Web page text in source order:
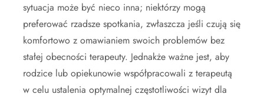
sytuacja może być nieco inna; niektórzy mogą
preferować rzadsze spotkania, zwłaszcza jeśli czują się
komfortowo z omawianiem swoich problemów bez
stałej obecności terapeuty. Jednakże ważne jest, aby
rodzice lub opiekunowie współpracowali z terapeutą
w celu ustalenia optymalnej częstotliwości wizyt dla